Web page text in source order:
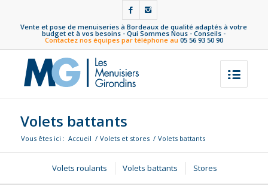
Vente et pose de menuiseries à Bordeaux de qualité adaptés à votre
budget et à vos besoins -Qui Sommes Nous -Conseils -
Contactez nos équipes par téléphone au 05 56 93 50 90
Volets battants
Vous êtes ici : Accueil / Volets et stores / Volets battants
Volets roulants Volets battants Stores